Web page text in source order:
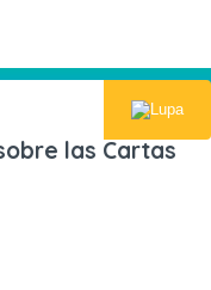
Inicio Todo lo
las Cartas